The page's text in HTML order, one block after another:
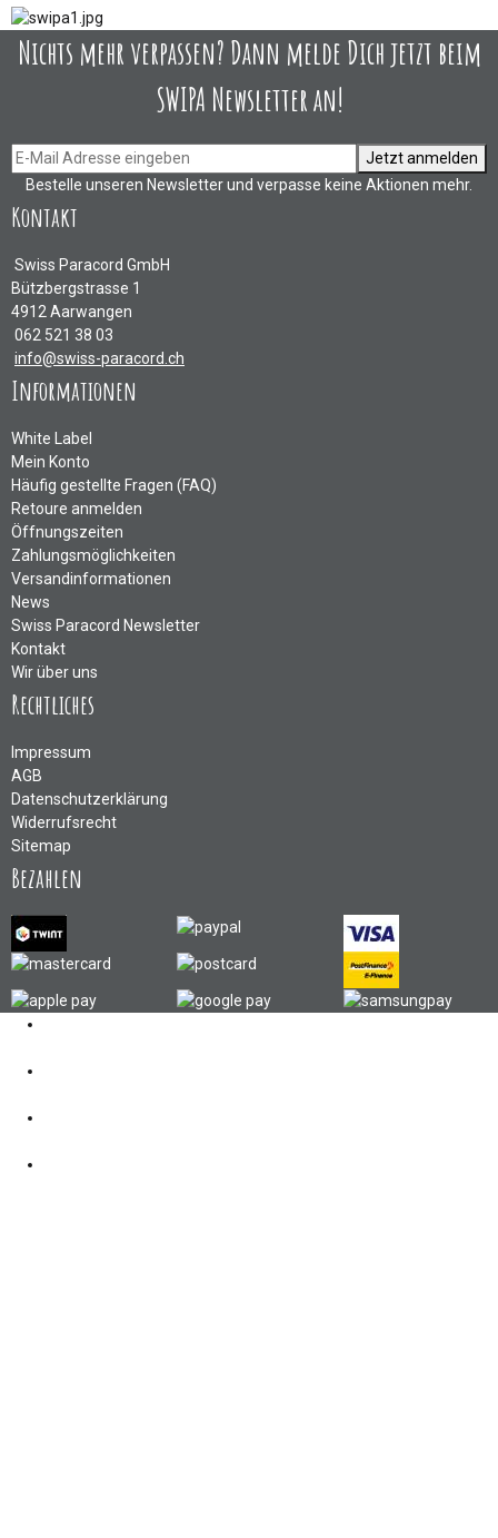
Nichts mehr verpassen? Dann melde Dich jetzt beim
SWIPA Newsletter an!
Jetzt anmelden
Bestelle unseren Newsletter und verpasse keine Aktionen mehr.
Kontakt
Swiss Paracord GmbH
Bützbergstrasse 1
4912 Aarwangen
062 521 38 03
info@swiss-paracord.ch
Informationen
White Label
Mein Konto
Häufig gestellte Fragen (FAQ)
Retoure anmelden
Öffnungszeiten
Zahlungsmöglichkeiten
Versandinformationen
News
Swiss Paracord Newsletter
Kontakt
Wir über uns
Rechtliches
Impressum
AGB
Datenschutzerklärung
Widerrufsrecht
Sitemap
Bezahlen